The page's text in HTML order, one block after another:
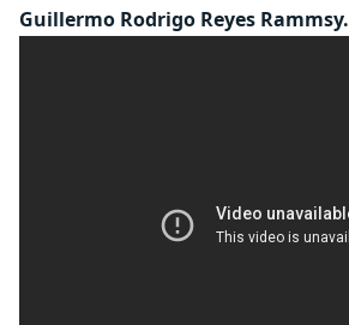
Guillermo Rodrigo Reyes Rammsy.